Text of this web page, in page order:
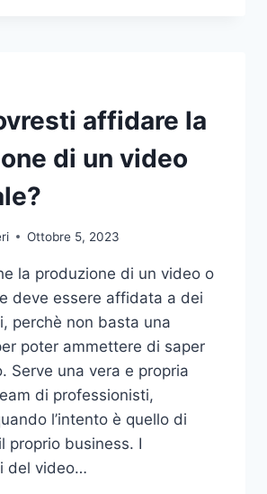
affidare la
di un video
Ottobre 5, 2023
la produzione di un video o
deve essere affidata a dei
perchè non basta una
poter ammettere di saper
Serve una vera e propria
di professionisti,
l’intento è quello di
proprio business. I
del video…